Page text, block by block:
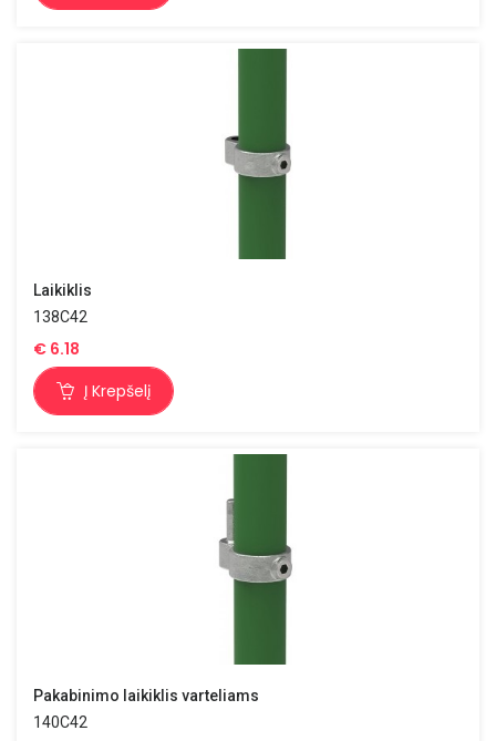
Laikiklis
138C42
€ 6.18
Į Krepšelį
Pakabinimo laikiklis varteliams
140C42